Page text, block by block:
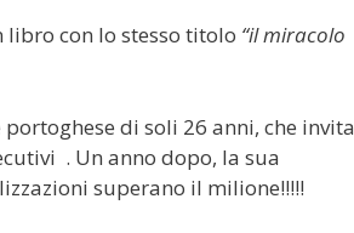
con lo stesso titolo “il miracolo
di soli 26 anni, che invita
. Un anno dopo, la sua
superano il milione!!!!!